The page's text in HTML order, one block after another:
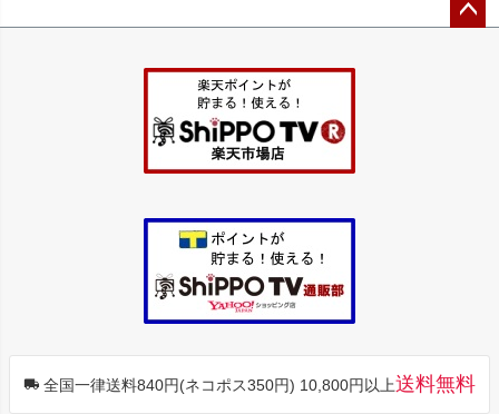
全国一律送料840円(ネコポス350円) 10,800円以上送料無料